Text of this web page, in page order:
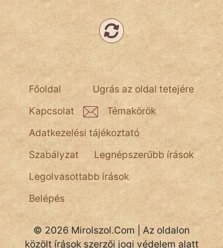
NapHold
pszichopati
Hoffer Botond
Ugrás az oldal tetejére
Főoldal
Kapcsolat
Témakörök
Adatkezelési tájékoztató
Szabályzat
Legnépszerűbb írások
Legolvasottabb írások
Belépés
© 2026 Mirolszol.Com | Az oldalon
közölt írások szerzői jogi védelem alatt